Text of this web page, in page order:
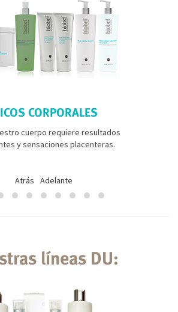
CORPORALES
cuerpo requiere resultados
y sensaciones placenteras.
Atrás Adelante
líneas DU: